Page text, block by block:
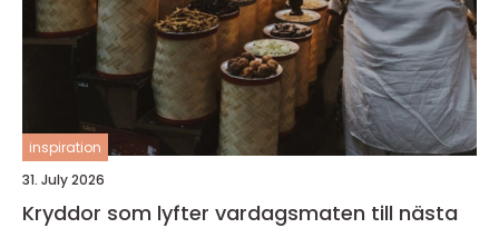
inspiration
31. July 2026
Kryddor som lyfter vardagsmaten till nästa